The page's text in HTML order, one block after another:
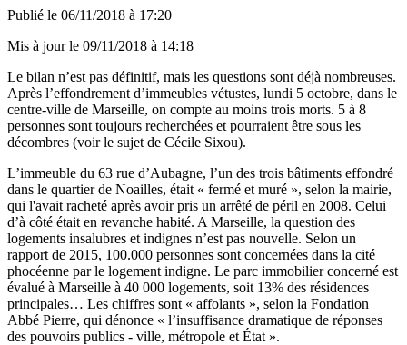
Publié le 06/11/2018 à 17:20
Mis à jour le 09/11/2018 à 14:18
Le bilan n’est pas définitif, mais les questions sont déjà nombreuses.
Après l’effondrement d’immeubles vétustes, lundi 5 octobre, dans le
centre-ville de Marseille, on compte au moins trois morts. 5 à 8
personnes sont toujours recherchées et pourraient être sous les
décombres (voir le sujet de Cécile Sixou).
L’immeuble du 63 rue d’Aubagne, l’un des trois bâtiments effondré
dans le quartier de Noailles, était « fermé et muré », selon la mairie,
qui l'avait racheté après avoir pris un arrêté de péril en 2008. Celui
d’à côté était en revanche habité. A Marseille, la question des
logements insalubres et indignes n’est pas nouvelle. Selon un
rapport de 2015, 100.000 personnes sont concernées dans la cité
phocéenne par le logement indigne. Le parc immobilier concerné est
évalué à Marseille à 40 000 logements, soit 13% des résidences
principales… Les chiffres sont « affolants », selon la Fondation
Abbé Pierre, qui dénonce « l’insuffisance dramatique de réponses
des pouvoirs publics - ville, métropole et État ».